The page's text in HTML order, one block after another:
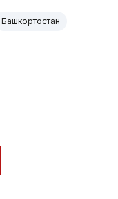
Башкортостан